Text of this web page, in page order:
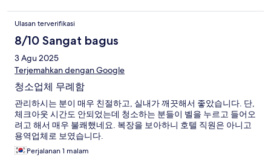
Ulasan terverifikasi
8/10 Sangat bagus
3 Agu 2025
Terjemahkan dengan Google
청소업체 무례함
관리하시는 분이 매우 친절하고, 실내가 깨끗해서 좋았습니다. 단,
체크아웃 시간도 안되었는데 청소하는 분들이 벨을 누르고 들어오
려고 해서 매우 불쾌했네요. 복장을 보아하니 호텔 직원은 아니고
용역업체로 보였습니다.
Perjalanan 1 malam